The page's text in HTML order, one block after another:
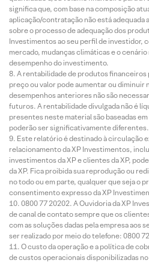
significa que, com base na composição
aplicação/contratação não está adequada
sobre o processo de adequação dos
Investimentos ao seu perfil de investidor,
mercado, mudanças climáticas e o
desempenho do investimento.
A rentabilidade de produtos financeiros
preço ou valor pode aumentar ou diminuir
desempenhos anteriores não são
futuros. A rentabilidade divulgada não é
presentes neste material são baseadas
poderão ser significativamente diferentes.
Este relatório é destinado à circulação
relacionamento da XP Investimentos,
investimentos da XP e clientes da XP,
da XP. Fica proibida sua reprodução ou
no todo ou em parte, qualquer que seja o
consentimento expresso da XP
0800 77 20202. A Ouvidoria da XP
de canal de contato sempre que os
com as soluções dadas pela empresa aos
ser realizado por meio do telefone: 0800
O custo da operação e a política de
de custos operacionais disponibilizadas